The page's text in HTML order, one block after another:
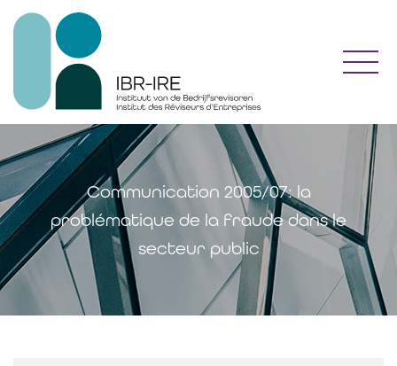
Communication 2005/07: la
problématique de la fraude dans le
secteur public